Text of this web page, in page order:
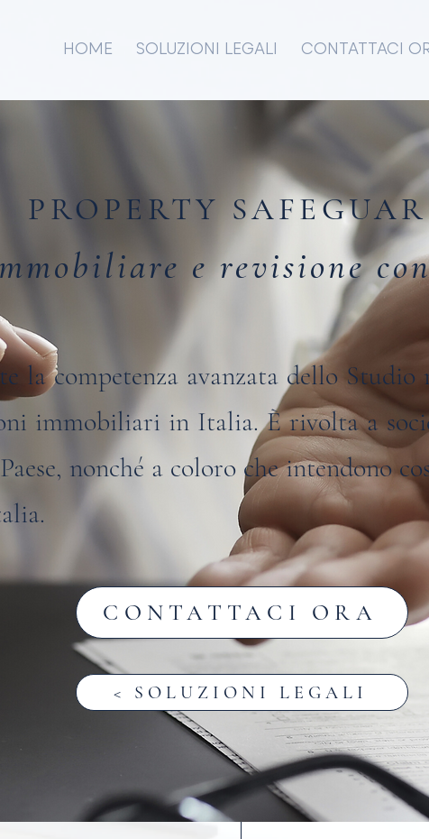
HOME SOLUZIONI LEGALI CONTATTACI
PROPERTY
e revisione
competenza avanzata dello Studio
immobiliari in Italia. È rivolta a
nonché a coloro che intendono
CONTATTACI ORA
< SOLUZIONI LEGALI